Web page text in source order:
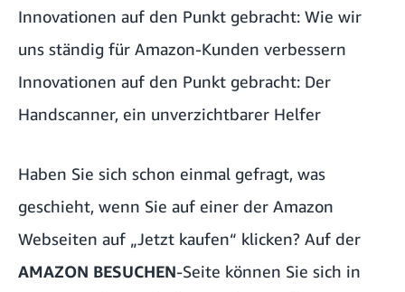
Innovationen auf den Punkt gebracht: Wie wir
uns ständig für Amazon-Kunden verbessern
Innovationen auf den Punkt gebracht: Der
Handscanner, ein unverzichtbarer Helfer
Haben Sie sich schon einmal gefragt, was
geschieht, wenn Sie auf einer der Amazon
Webseiten auf „Jetzt kaufen“ klicken? Auf der
AMAZON BESUCHEN-Seite können Sie sich in